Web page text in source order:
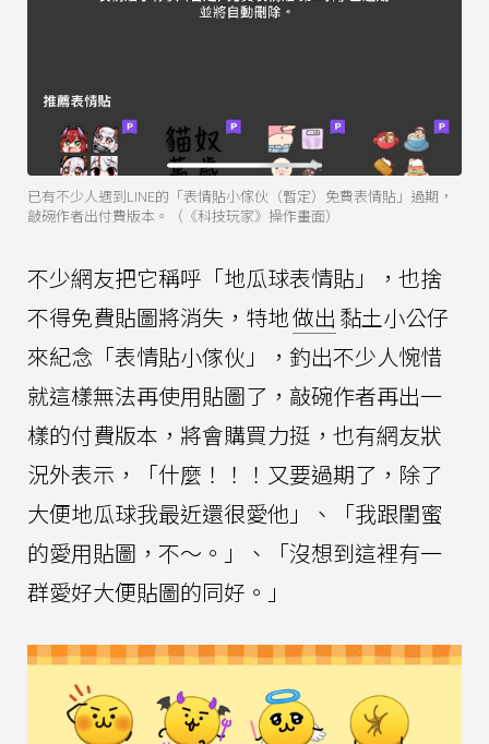
已有不少人遇到LINE的「表情貼小傢伙（暫定）免費表情貼」過期，
敲碗作者出付費版本。（《科技玩家》操作畫面）
不少網友把它稱呼「地瓜球表情貼」，也捨
不得免費貼圖將消失，特地做出 黏土小公仔
來紀念「表情貼小傢伙」，釣出不少人惋惜
就這樣無法再使用貼圖了，敲碗作者再出一
樣的付費版本，將會購買力挺，也有網友狀
況外表示，「什麼！！！又要過期了，除了
大便地瓜球我最近還很愛他」、「我跟閨蜜
的愛用貼圖，不～。」、「沒想到這裡有一
群愛好大便貼圖的同好。」